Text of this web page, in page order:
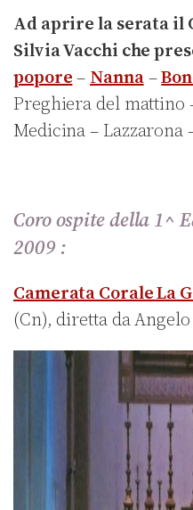
Ad aprire la serata il
Silvia Vacchi che
popore– Nanna–
Preghiera del mattino
Medicina – Lazzarona
Coro ospite della 1^
2009 :
Camerata Corale La
(Cn), diretta da